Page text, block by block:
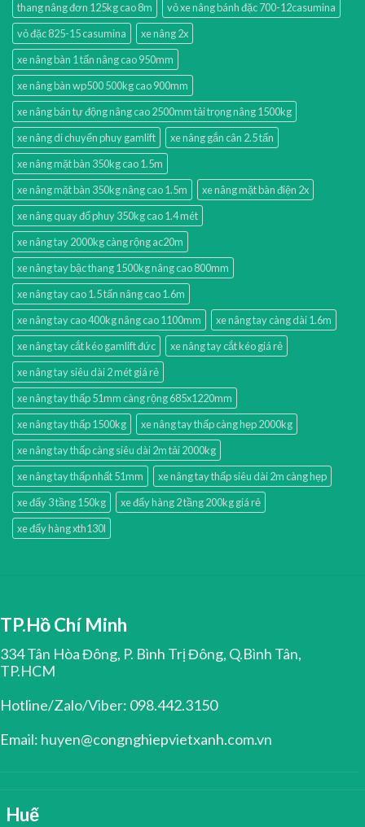
thang nâng đơn 125kg cao 8m
vỏ xe nâng bánh đặc 700-12casumina
vỏ đặc 825-15 casumina
xe nâng 2x
xe nâng bàn 1 tấn nâng cao 950mm
xe nâng bàn wp500 500kg cao 900mm
xe nâng bán tự động nâng cao 2500mm tải trọng nâng 1500kg
xe nâng di chuyển phuy gamlift
xe nâng gắn cân 2.5 tấn
xe nâng mặt bàn 350kg cao 1.5m
xe nâng mặt bàn 350kg nâng cao 1.5m
xe nâng mặt bàn điện 2x
xe nâng quay đổ phuy 350kg cao 1.4 mét
xe nâng tay 2000kg càng rộng ac20m
xe nâng tay bậc thang 1500kg nâng cao 800mm
xe nâng tay cao 1.5 tấn nâng cao 1.6m
xe nâng tay cao 400kg nâng cao 1100mm
xe nâng tay càng dài 1.6m
xe nâng tay cắt kéo gamlift đức
xe nâng tay cắt kéo giá rẻ
xe nâng tay siêu dài 2 mét giá rẻ
xe nâng tay thấp 51mm càng rộng 685x1220mm
xe nâng tay thấp 1500kg
xe nâng tay thấp càng hẹp 2000kg
xe nâng tay thấp càng siêu dài 2m tải 2000kg
xe nâng tay thấp nhất 51mm
xe nâng tay thấp siêu dài 2m càng hẹp
xe đẩy 3 tầng 150kg
xe đẩy hàng 2 tầng 200kg giá rẻ
xe đẩy hàng xth130l
TP.Hồ Chí Minh
334 Tân Hòa Đông, P. Bình Trị Đông, Q.Bình Tân,
TP.HCM
Hotline/Zalo/Viber: 098.442.3150
Email: huyen@congnghiepvietxanh.com.vn
Huế